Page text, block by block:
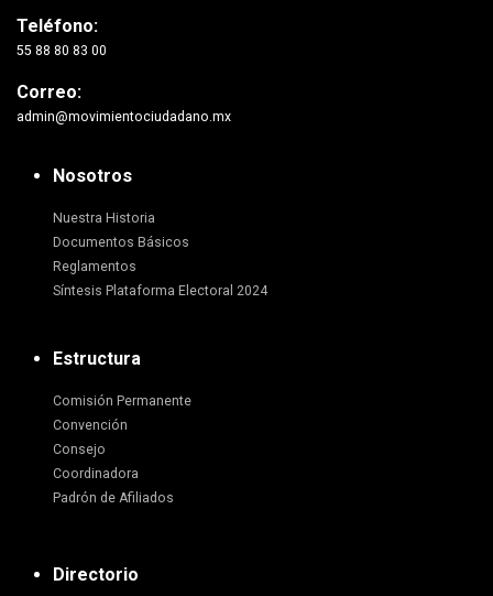
Teléfono:
55 88 80 83 00
Correo:
admin@movimientociudadano.mx
Nosotros
Nuestra Historia
Documentos Básicos
Reglamentos
Síntesis Plataforma Electoral 2024
Estructura
Comisión Permanente
Convención
Consejo
Coordinadora
Padrón de Afiliados
Directorio